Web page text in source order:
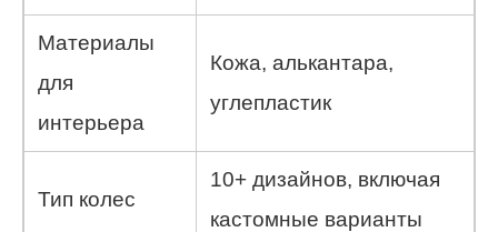
Материалы
для
интерьера
Кожа, алькантара,
углепластик
Тип колес
10+ дизайнов, включая
кастомные варианты